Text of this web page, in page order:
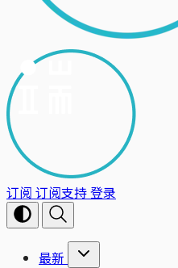
订阅 订阅支持登录
最新